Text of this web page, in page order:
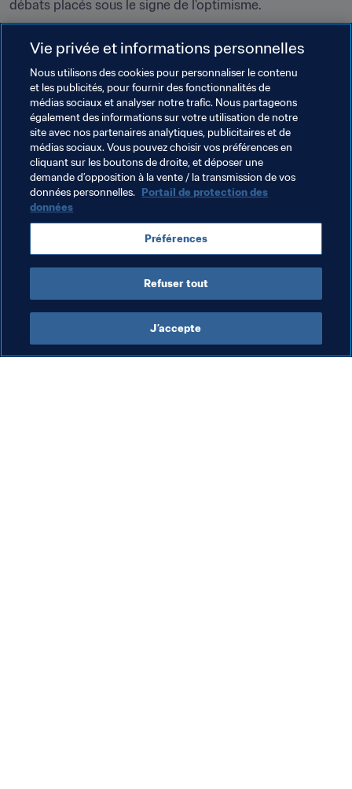
débats placés sous le signe de l'optimisme.
Thèmes en lien
Groupe d'Étude Technique (TSG)
Compétitions FIFA American Samoa
Cook Islands Fiji New Caledonia
New Zealand Papua New Guinea Samoa
Solomon Islands Tahiti Tonga Vanuatu
OFC
Vie privée et informations personnelles
Nous utilisons des cookies pour personnaliser le contenu
et les publicités, pour fournir des fonctionnalités de
médias sociaux et analyser notre trafic. Nous partageons
également des informations sur votre utilisation de notre
site avec nos partenaires analytiques, publicitaires et de
médias sociaux. Vous pouvez choisir vos préférences en
cliquant sur les boutons de droite, et déposer une
demande d’opposition à la vente / la transmission de vos
données personnelles. Portail de protection des
données
Préférences
Refuser tout
J’accepte